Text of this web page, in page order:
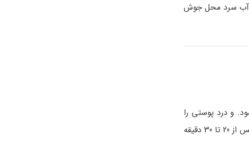
آب لیمو را بصورت مستقیم یا با یک پنبه روی آکنه بارداری برزیز و پس از 10 دقیقا با آب سرد محل جوش
و درد پوستی را
تسکین می دهد. قبل از اعمال عسل به صورت، پوست خود را با آب گرم یا ولرم بشورید. عسل را بصورت مستقیم به آکنه بزنید. پس از 20 تا 30 دقیقه